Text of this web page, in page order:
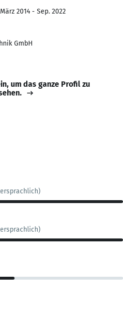
2014 - Sep. 2022
GmbH
um das ganze Profil zu